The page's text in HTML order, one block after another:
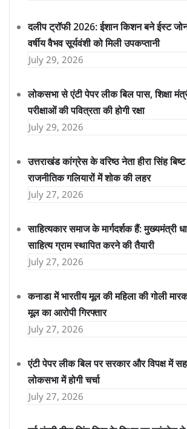
दलीप ट्रॉफी 2026: ईशान किशन बने ईस्ट
वर्षीय वैभव सूर्यवंशी को मिली उपकप्तानी
July 29, 2026
लोकसभा से एंटी पेपर लीक बिल पास, शिक्षा
परीक्षाओं की पवित्रता की होगी रक्षा
July 29, 2026
उत्तराखंड कांग्रेस के वरिष्ठ नेता हीरा सिंह
राजनीतिक गलियारों में शोक की लहर
July 27, 2026
साहित्यकार समाज के मार्गदर्शक हैं: मुख्यमंत्री
साहित्य ग्राम स्थापित करने की तैयारी
July 27, 2026
कनाडा में भारतीय मूल की महिला की गोली
मूल का आरोपी गिरफ्तार
July 27, 2026
एंटी पेपर लीक बिल पर सरकार और विपक्ष में
लोकसभा में होगी चर्चा
July 27, 2026